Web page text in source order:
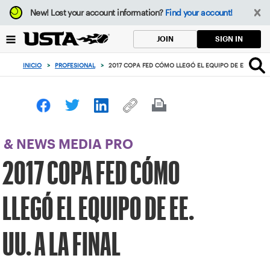
Enfoque
desde
botón
volver
principio
New!Lost your account information? Find your account!
JOIN SIGN IN
INICIO > PROFESIONAL > 2017 COPA FED CÓMO LLEGÓ EL EQUIPO DE EE. UU. A
& NEWS MEDIA PRO
2017 COPA FED CÓMO
LLEGÓ EL EQUIPO DE EE.
UU. A LA FINAL